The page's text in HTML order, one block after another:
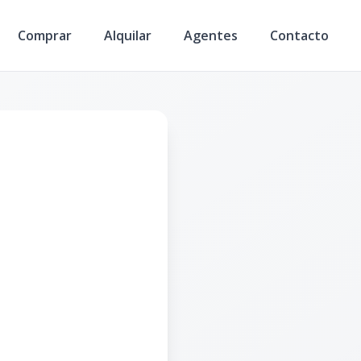
Comprar Alquilar Agentes Contacto